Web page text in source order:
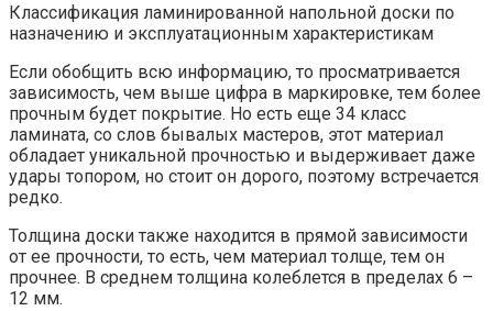
Классификация ламинированной напольной доски по
назначению и эксплуатационным характеристикам
Если обобщить всю информацию, то просматривается
зависимость, чем выше цифра в маркировке, тем более
прочным будет покрытие. Но есть еще 34 класс
ламината, со слов бывалых мастеров, этот материал
обладает уникальной прочностью и выдерживает даже
удары топором, но стоит он дорого, поэтому встречается
редко.
Толщина доски также находится в прямой зависимости
от ее прочности, то есть, чем материал толще, тем он
прочнее. В среднем толщина колеблется в пределах 6 –
12 мм.